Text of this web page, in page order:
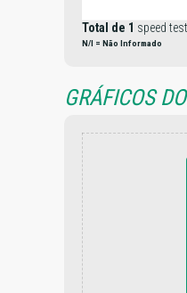
Total de 1 speed
N/I = Não Informado
GRÁFICOS